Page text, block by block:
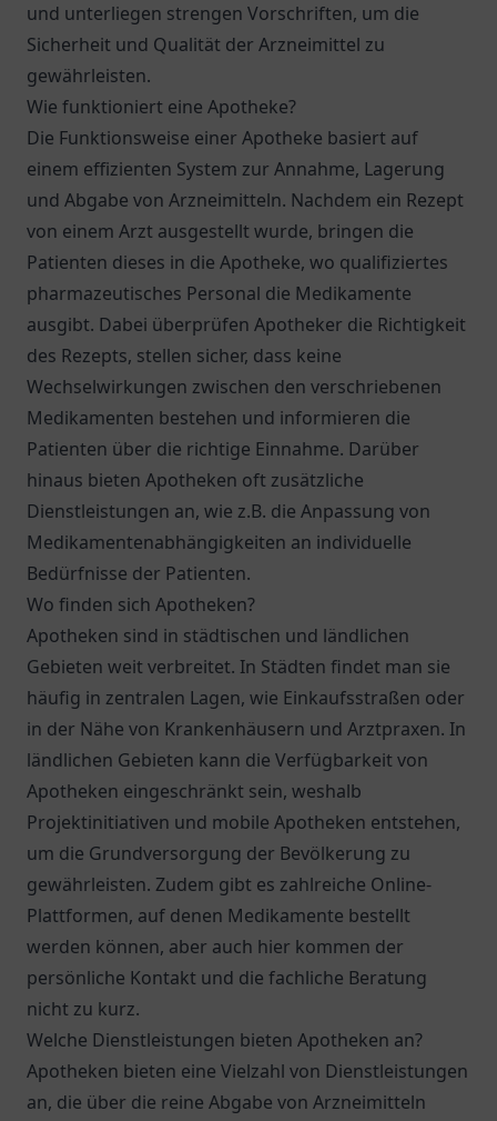
und unterliegen strengen Vorschriften, um die
Sicherheit und Qualität der Arzneimittel zu
gewährleisten.
Wie funktioniert eine Apotheke?
Die Funktionsweise einer Apotheke basiert auf
einem effizienten System zur Annahme, Lagerung
und Abgabe von Arzneimitteln. Nachdem ein Rezept
von einem Arzt ausgestellt wurde, bringen die
Patienten dieses in die Apotheke, wo qualifiziertes
pharmazeutisches Personal die Medikamente
ausgibt. Dabei überprüfen Apotheker die Richtigkeit
des Rezepts, stellen sicher, dass keine
Wechselwirkungen zwischen den verschriebenen
Medikamenten bestehen und informieren die
Patienten über die richtige Einnahme. Darüber
hinaus bieten Apotheken oft zusätzliche
Dienstleistungen an, wie z.B. die Anpassung von
Medikamentenabhängigkeiten an individuelle
Bedürfnisse der Patienten.
Wo finden sich Apotheken?
Apotheken sind in städtischen und ländlichen
Gebieten weit verbreitet. In Städten findet man sie
häufig in zentralen Lagen, wie Einkaufsstraßen oder
in der Nähe von Krankenhäusern und Arztpraxen. In
ländlichen Gebieten kann die Verfügbarkeit von
Apotheken eingeschränkt sein, weshalb
Projektinitiativen und mobile Apotheken entstehen,
um die Grundversorgung der Bevölkerung zu
gewährleisten. Zudem gibt es zahlreiche Online-
Plattformen, auf denen Medikamente bestellt
werden können, aber auch hier kommen der
persönliche Kontakt und die fachliche Beratung
nicht zu kurz.
Welche Dienstleistungen bieten Apotheken an?
Apotheken bieten eine Vielzahl von Dienstleistungen
an, die über die reine Abgabe von Arzneimitteln